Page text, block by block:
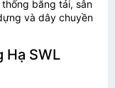
băng tải, sân
và dây chuyền
Hạ SWL